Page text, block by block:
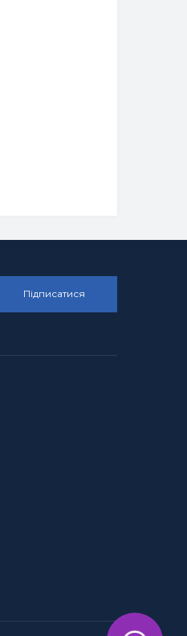
Підписатися